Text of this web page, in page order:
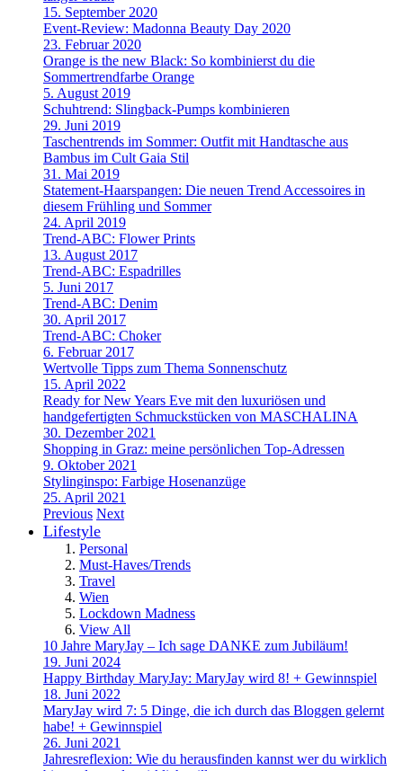
15. September 2020
Event-Review: Madonna Beauty Day 2020
23. Februar 2020
Orange is the new Black: So kombinierst du die
Sommertrendfarbe Orange
5. August 2019
Schuhtrend: Slingback-Pumps kombinieren
29. Juni 2019
Taschentrends im Sommer: Outfit mit Handtasche aus
Bambus im Cult Gaia Stil
31. Mai 2019
Statement-Haarspangen: Die neuen Trend Accessoires in
diesem Frühling und Sommer
24. April 2019
Trend-ABC: Flower Prints
13. August 2017
Trend-ABC: Espadrilles
5. Juni 2017
Trend-ABC: Denim
30. April 2017
Trend-ABC: Choker
6. Februar 2017
Wertvolle Tipps zum Thema Sonnenschutz
15. April 2022
Ready for New Years Eve mit den luxuriösen und
handgefertigten Schmuckstücken von MASCHALINA
30. Dezember 2021
Shopping in Graz: meine persönlichen Top-Adressen
9. Oktober 2021
Stylinginspo: Farbige Hosenanzüge
25. April 2021
Previous Next
Lifestyle
Personal
Must-Haves/Trends
Travel
Wien
Lockdown Madness
View All
10 Jahre MaryJay – Ich sage DANKE zum Jubiläum!
19. Juni 2024
Happy Birthday MaryJay: MaryJay wird 8! + Gewinnspiel
18. Juni 2022
MaryJay wird 7: 5 Dinge, die ich durch das Bloggen gelernt
habe! + Gewinnspiel
26. Juni 2021
Jahresreflexion: Wie du herausfinden kannst wer du wirklich